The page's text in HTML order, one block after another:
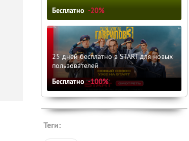
Бесплатно -20%
25 дней бесплатно в START для новых
пользователей
Бесплатно -100%
Теги: